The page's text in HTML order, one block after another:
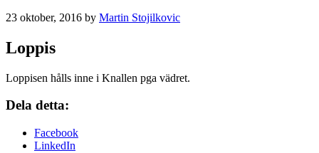
23 oktober, 2016 by Martin Stojilkovic
Loppis
Loppisen hålls inne i Knallen pga vädret.
Dela detta:
Facebook
LinkedIn